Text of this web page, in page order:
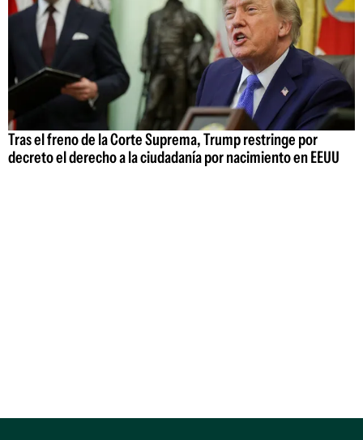
Tras el freno de la Corte Suprema, Trump restringe por
decreto el derecho a la ciudadanía por nacimiento en EEUU